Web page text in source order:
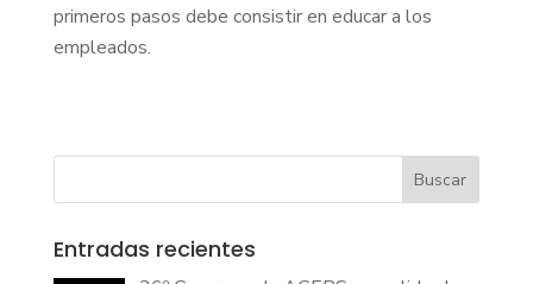
primeros pasos debe consistir en educar a los
empleados.
Buscar
Entradas recientes